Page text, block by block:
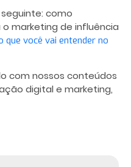
como
marketing de influência
que você vai entender no
com nossos conteúdos
digital e marketing,